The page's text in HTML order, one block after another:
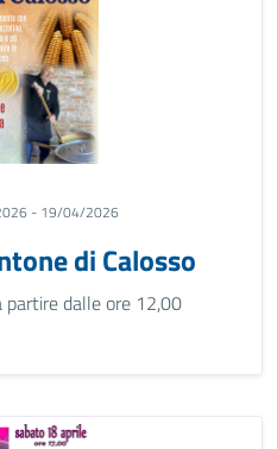
- 19/04/2026
di Calosso
dalle ore 12,00